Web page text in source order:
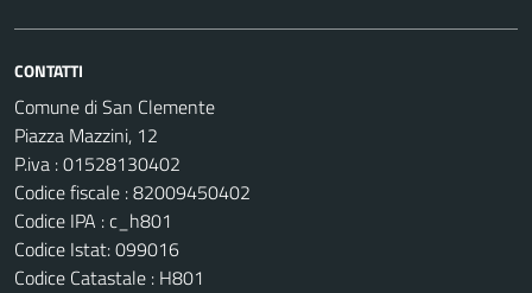
CONTATTI
Comune di San Clemente
Piazza Mazzini, 12
P.iva : 01528130402
Codice fiscale : 82009450402
Codice IPA : c_h801
Codice Istat: 099016
Codice Catastale : H801